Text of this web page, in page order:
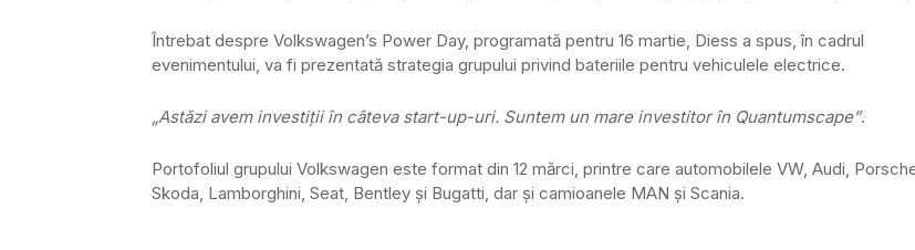
Întrebat despre Volkswagen’s Power Day, programată pentru 16 martie, Diess a spus, în cadrul
evenimentului, va fi prezentată strategia grupului privind bateriile pentru vehiculele electrice.
„Astăzi avem investiții în câteva start-up-uri. Suntem un mare investitor în Quantumscape”.
Portofoliul grupului Volkswagen este format din 12 mărci, printre care automobilele VW, Audi,
Skoda, Lamborghini, Seat, Bentley şi Bugatti, dar şi camioanele MAN şi Scania.